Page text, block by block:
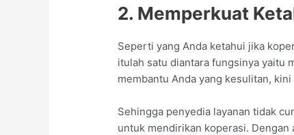
2. Memperkuat
Seperti yang Anda ketahui jika
itulah satu diantara fungsinya yaitu
membantu Anda yang kesulitan,
Sehingga penyedia layanan tidak
untuk mendirikan koperasi.